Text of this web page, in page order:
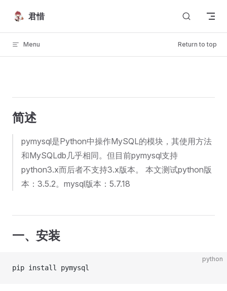
Skip to content
君惜
Menu Return to top
简述
pymysql是Python中操作MySQL的模块，其使用方法
和MySQLdb几乎相同。但目前pymysql支持
python3.x而后者不支持3.x版本。 本文测试python版
本：3.5.2。mysql版本：5.7.18
一、安装
python
pip install pymysql